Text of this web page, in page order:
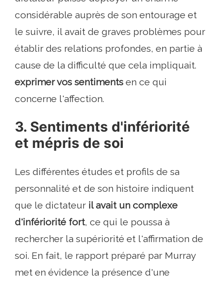
considérable auprès de son entourage et
le suivre, il avait de graves problèmes pour
établir des relations profondes, en partie à
cause de la difficulté que cela impliquait.
exprimer vos sentiments en ce qui
concerne l'affection.
3. Sentiments d'infériorité
et mépris de soi
Les différentes études et profils de sa
personnalité et de son histoire indiquent
que le dictateur il avait un complexe
d'infériorité fort, ce qui le poussa à
rechercher la supériorité et l'affirmation de
soi. En fait, le rapport préparé par Murray
met en évidence la présence d'une